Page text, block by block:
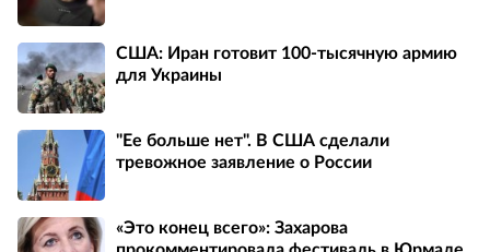
США: Иран готовит 100-тысячную армию
для Украины
"Ее больше нет". В США сделали
тревожное заявление о России
«Это конец всего»: Захарова